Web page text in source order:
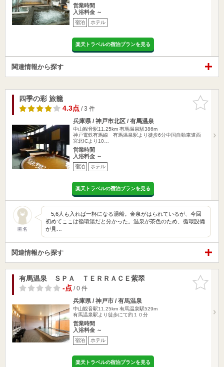
営業時間
入浴料金 ～
宿泊 ホテル
楽天トラベルの宿泊プランを見る
関連情報から探す
お気に入
りに追加
四季の彩 旅籠
4.3点/ 3 件
兵庫県 / 神戸市北区 / 有馬温泉
中山観音駅11.25km 有馬温泉駅386m
神戸電鉄有馬線 有馬温泉駅より徒歩6分中国自動車道西
宮北ICより10…
営業時間
入浴料金 ～
宿泊 ホテル
楽天トラベルの宿泊プランを見る
匿名
5,6人も入れば一杯になる湯船。金泉がはられているが、今回
初めてここは循環湯だと分かった。温泉が茶色のため、循環設備
が見…
関連情報から探す
お気に入
りに追加
有馬温泉 ＳＰＡ ＴＥＲＲＡＣＥ紫翠
-点/ 0 件
兵庫県 / 神戸市 / 有馬温泉
中山観音駅11.25km 有馬温泉駅529m
有馬温泉駅より徒歩にて約１０分
営業時間
入浴料金 ～
宿泊 ホテル
楽天トラベルの宿泊プランを見る